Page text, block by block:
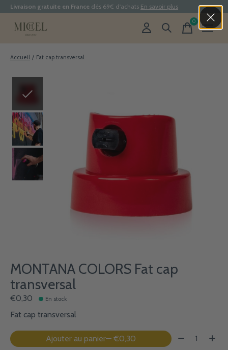
Livraison gratuite en France dès 69€ d'achats En savoir plus
0items
Accueil / Fat cap transversal
MONTANA COLORS Fat cap
transversal
€0,30 En stock
Fat cap transversal
Ajouter au panier — €0,30 Quantité: